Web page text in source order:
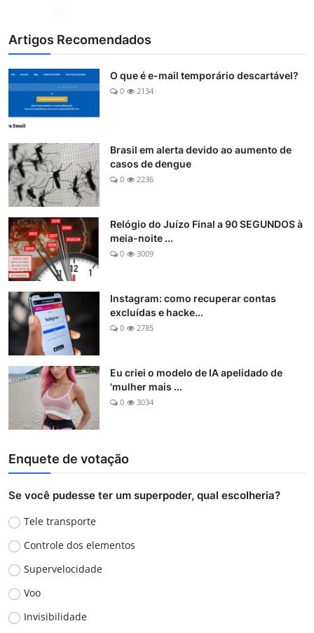
Artigos Recomendados
O que é e-mail temporário descartável?
0 2134
Brasil em alerta devido ao aumento de
casos de dengue
0 2236
Relógio do Juízo Final a 90 SEGUNDOS à
meia-noite ...
0 3009
Instagram: como recuperar contas
excluídas e hacke...
0 2785
Eu criei o modelo de IA apelidado de
'mulher mais ...
0 3034
Enquete de votação
Se você pudesse ter um superpoder, qual escolheria?
Tele transporte
Controle dos elementos
Supervelocidade
Voo
Invisibilidade